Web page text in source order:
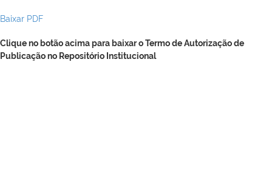
Baixar PDF
Clique no botão acima para baixar o Termo de Autorização de
Publicação no Repositório Institucional